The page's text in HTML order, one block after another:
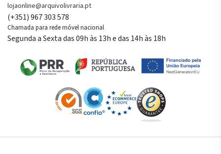
lojaonline@arquivolivraria.pt
(+351) 967 303 578
Chamada para rede móvel nacional
Segunda a Sexta das 09h às 13h e das 14h às 18h